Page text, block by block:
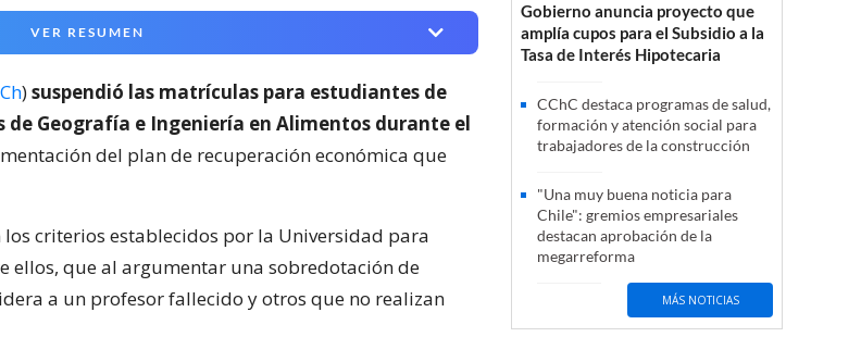
VER RESUMEN
)suspendió las matrículas para estudiantes de
de Geografía e Ingeniería en Alimentos durante el
del plan de recuperación económica que
criterios establecidos por la Universidad para
ellos, que al argumentar una sobredotación de
a un profesor fallecido y otros que no realizan
Gobierno anuncia proyecto que
amplía cupos para el Subsidio a la
Tasa de Interés Hipotecaria
CChC destaca programas de salud,
formación y atención social para
trabajadores de la construcción
"Una muy buena noticia para
Chile": gremios empresariales
destacan aprobación de la
megarreforma
MÁS NOTICIAS